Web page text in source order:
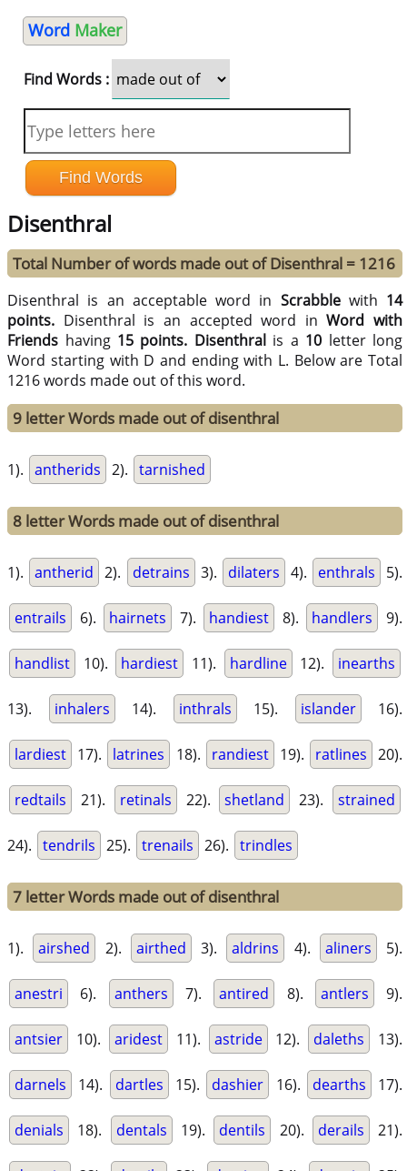
Word Maker
Find Words :
Disenthral
Total Number of words made out of Disenthral = 1216
Disenthral is an acceptable word in Scrabblewith 14
points. Disenthral is an accepted word inWord with
Friends having 15 points. Disenthralis a 10 letter long
Word starting with D and ending with L. Below are Total
1216 words made out of this word.
9 letter Words made out of disenthral
1). antherids 2). tarnished
8 letter Words made out of disenthral
1). antherid 2). detrains 3). dilaters 4). enthrals 5).
entrails 6). hairnets 7). handiest 8). handlers 9).
handlist 10). hardiest 11). hardline 12). inearths
13). inhalers 14). inthrals 15). islander 16).
lardiest 17). latrines 18). randiest 19). ratlines 20).
redtails 21). retinals 22). shetland 23). strained
24). tendrils 25). trenails 26). trindles
7 letter Words made out of disenthral
1). airshed 2). airthed 3). aldrins 4). aliners 5).
anestri 6). anthers 7). antired 8). antlers 9).
antsier 10). aridest 11). astride 12). daleths 13).
darnels 14). dartles 15). dashier 16). dearths 17).
denials 18). dentals 19). dentils 20). derails 21).